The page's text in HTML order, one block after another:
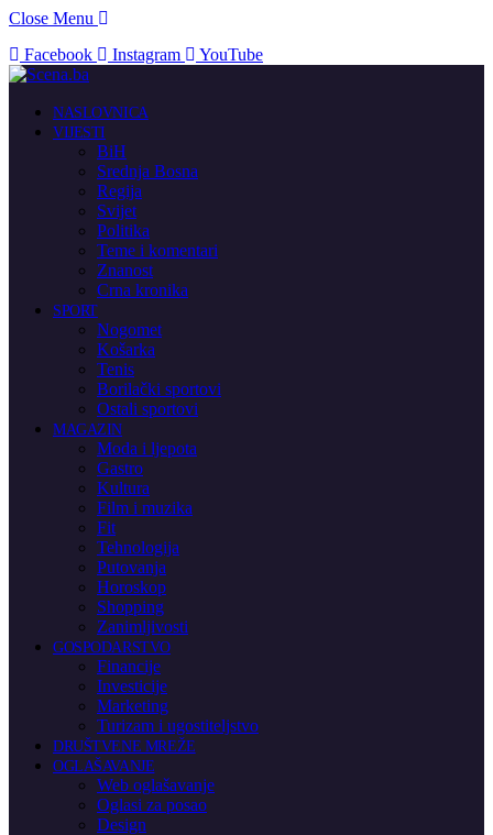
Close Menu
Facebook
Instagram YouTube
NASLOVNICA
VIJESTI
BiH
Srednja Bosna
Regija
Svijet
Politika
Teme i komentari
Znanost
Crna kronika
SPORT
Nogomet
Košarka
Tenis
Borilački sportovi
Ostali sportovi
MAGAZIN
Moda i ljepota
Gastro
Kultura
Film i muzika
Fit
Tehnologija
Putovanja
Horoskop
Shopping
Zanimljivosti
GOSPODARSTVO
Financije
Investicije
Marketing
Turizam i ugostiteljstvo
DRUŠTVENE MREŽE
OGLAŠAVANJE
Web oglašavanje
Oglasi za posao
Design